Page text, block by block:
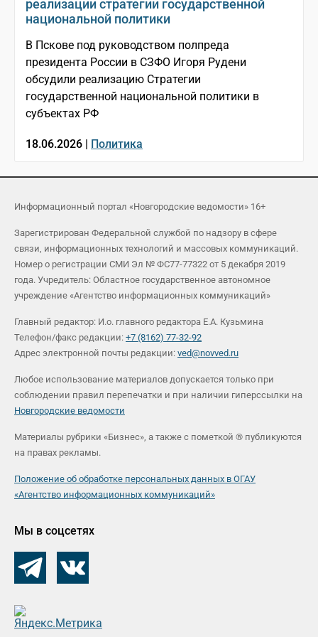
реализации стратегии государственной
национальной политики
В Пскове под руководством полпреда
президента России в СЗФО Игоря Рудени
обсудили реализацию Стратегии
государственной национальной политики в
субъектах РФ
18.06.2026 | Политика
Информационный портал «Новгородские ведомости» 16+
Зарегистрирован Федеральной службой по надзору в сфере
связи, информационных технологий и массовых коммуникаций.
Номер о регистрации СМИ Эл № ФС77-77322 от 5 декабря 2019
года. Учредитель: Областное государственное автономное
учреждение «Агентство информационных коммуникаций»
Главный редактор: И.о. главного редактора Е.А. Кузьмина
Телефон/факс редакции: +7 (8162) 77-32-92
Адрес электронной почты редакции: ved@novved.ru
Любое использование материалов допускается только при
соблюдении правил перепечатки и при наличии гиперссылки на
Новгородские ведомости
Материалы рубрики «Бизнес», а также с пометкой ® публикуются
на правах рекламы.
Положение об обработке персональных данных в ОГАУ
«Агентство информационных коммуникаций»
Мы в соцсетях